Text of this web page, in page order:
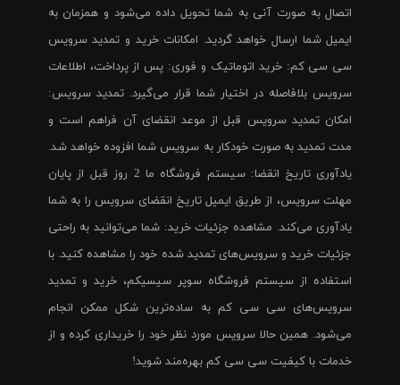
اتصال به صورت آنی به شما تحویل داده می‌شود و همزمان به
ایمیل شما ارسال خواهد گردید. امکانات خرید و تمدید سرویس
سی سی کم: خرید اتوماتیک و فوری: پس از پرداخت، اطلاعات
سرویس بلافاصله در اختیار شما قرار می‌گیرد. تمدید سرویس:
امکان تمدید سرویس قبل از موعد انقضای آن فراهم است و
مدت تمدید به صورت خودکار به سرویس شما افزوده خواهد شد.
یادآوری تاریخ انقضا: سیستم فروشگاه ما 2 روز قبل از پایان
مهلت سرویس، از طریق ایمیل تاریخ انقضای سرویس را به شما
یادآوری می‌کند. مشاهده جزئیات خرید: شما می‌توانید به راحتی
جزئیات خرید و سرویس‌های تمدید شده خود را مشاهده کنید. با
استفاده از سیستم فروشگاه سوپر سیسیکم، خرید و تمدید
سرویس‌های سی سی کم به ساده‌ترین شکل ممکن انجام
می‌شود. همین حالا سرویس مورد نظر خود را خریداری کرده و از
خدمات با کیفیت سی سی کم بهره‌مند شوید!